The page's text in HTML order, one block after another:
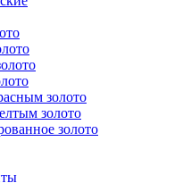
золото
золото
золото